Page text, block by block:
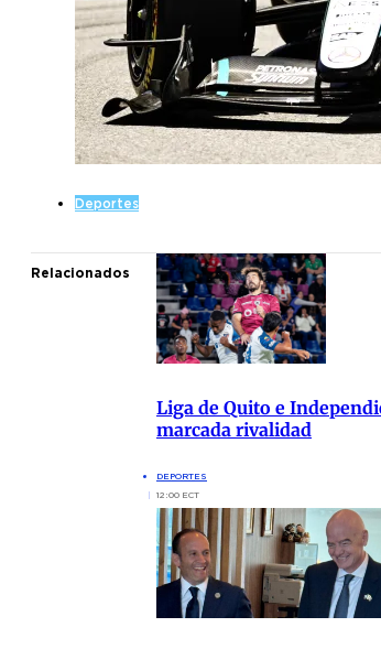
Deportes
Relacionados
Liga de Quito e
marcada rivalidad
DEPORTES
12:00 ECT